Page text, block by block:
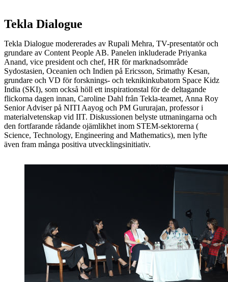
Tekla Dialogue
Tekla Dialogue modererades av Rupali Mehra, TV-presentatör och
grundare av Content People AB. Panelen inkluderade Priyanka
Anand, vice president och chef, HR för marknadsområde
Sydostasien, Oceanien och Indien på Ericsson, Srimathy Kesan,
grundare och VD för forsknings- och teknikinkubatorn Space Kidz
India (SKI), som också höll ett inspirationstal för de deltagande
flickorna dagen innan, Caroline Dahl från Tekla-teamet, Anna Roy
Senior Adviser på NITI Aayog och PM Gururajan, professor i
materialvetenskap vid IIT. Diskussionen belyste utmaningarna och
den fortfarande rådande ojämlikhet inom STEM-sektorerna (
Science, Technology, Engineering and Mathematics), men lyfte
även fram många positiva utvecklingsinitiativ.